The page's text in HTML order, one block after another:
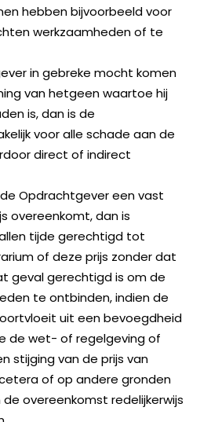
hebben bijvoorbeeld voor
werkzaamheden of te
in gebreke mocht komen
van hetgeen waartoe hij
is, dan is de
voor alle schade aan de
direct of indirect
Opdrachtgever een vast
overeenkomt, dan is
tijde gerechtigd tot
of deze prijs zonder dat
geval gerechtigd is om de
te ontbinden, indien de
uit een bevoegdheid
de wet- of regelgeving of
stijging van de prijs van
of op andere gronden
overeenkomst redelijkerwijs